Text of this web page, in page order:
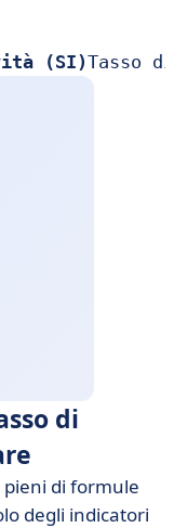
(SI)Tasso
di
pieni di formule
degli indicatori